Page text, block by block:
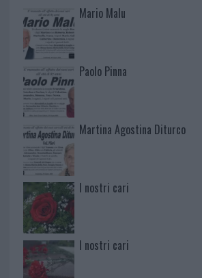
Mario Malu
Paolo Pinna
Martina Agostina Diturco
I nostri cari
I nostri cari